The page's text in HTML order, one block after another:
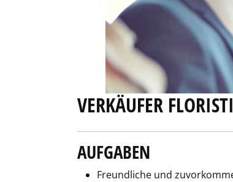
VERKÄUFER
AUFGABEN
Freundliche und